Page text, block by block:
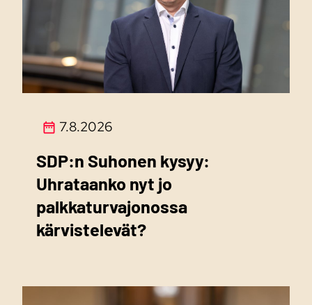
7.8.2026
SDP:n Suhonen kysyy:
Uhrataanko nyt jo
palkkaturvajonossa
kärvistelevät?